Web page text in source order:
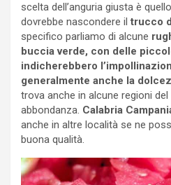
scelta dell’anguria giusta è
dovrebbe nascondere iltrucco
specifico parliamo di alcune
buccia verde, con delle
indicherebbero
generalmente anche la
trova anche in alcune regioni
abbondanza. Calabria
anche in altre località se ne
buona qualità.